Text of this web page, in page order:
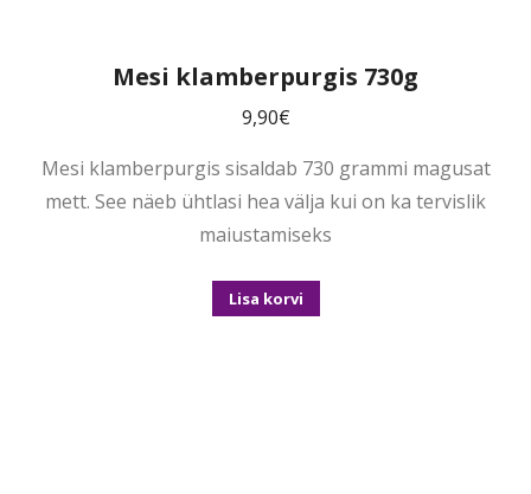
Mesi klamberpurgis 730g
9,90€
Mesi klamberpurgis sisaldab 730 grammi magusat
mett. See näeb ühtlasi hea välja kui on ka tervislik
maiustamiseks
Lisa korvi